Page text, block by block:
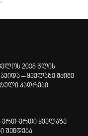
2008 წლის
– ყველაზე მძიმე
კადრები
ერთ-ერთი ყველაზე
შენდება